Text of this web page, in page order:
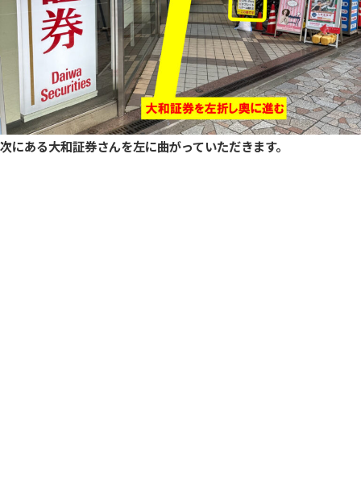
次にある大和証券さんを左に曲がっていただきます。